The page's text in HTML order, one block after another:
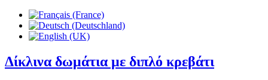
Δίκλινα δωμάτια με διπλό κρεβάτι